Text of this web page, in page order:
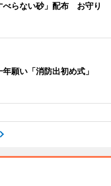
べらない砂」配布 お守り
年願い「消防出初め式」